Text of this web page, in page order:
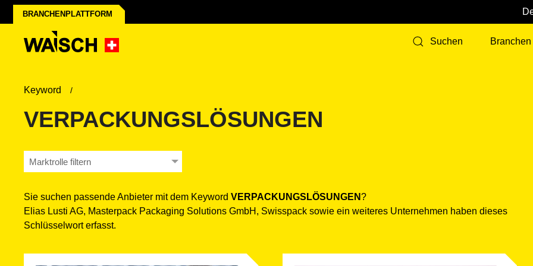
BRANCHENPLATTFORM
Suchen Branchen
Keyword
VERPACKUNGSLÖSUNGEN
Marktrolle filtern
Sie suchen passende Anbieter mit dem Keyword VERPACKUNGSLÖSUNGEN?
Elias Lusti AG, Masterpack Packaging Solutions GmbH, Swisspack sowie ein weiteres Unternehmen haben dieses
Schlüsselwort erfasst.